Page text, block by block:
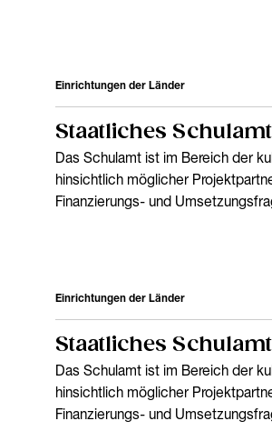
Einrichtungen der Länder
Staatliches
Das Schulamt ist im Bereich der
hinsichtlich möglicher
Finanzierungs- und
Einrichtungen der Länder
Staatliches
Das Schulamt ist im Bereich der
hinsichtlich möglicher
Finanzierungs- und